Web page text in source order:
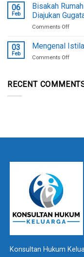
Akta
Cerai
Harta
Belum
06
Feb
Bisakah
Diajukan
Comments Offon
Bank
03
Feb
Mengenal
Comments Offon
RECENT
Konsultan Hukum